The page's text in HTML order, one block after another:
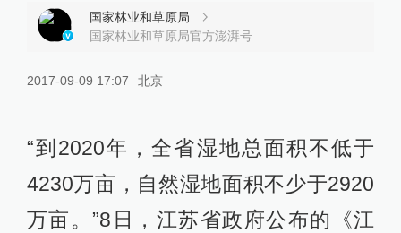
国家林业和草原局
国家林业和草原局官方澎湃号
2017-09-09 17:07 北京
“到2020年，全省湿地总面积不低于
4230万亩，自然湿地面积不少于2920
万亩。”8日，江苏省政府公布的《江